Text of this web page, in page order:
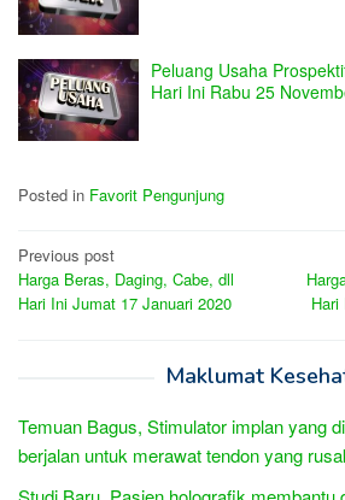
Peluang Usaha
Hari Ini Rabu 25
Posted in Favorit Pengunjung
Post
navigation
Previous post
Harga Beras, Daging, Cabe, dll
Hari Ini Jumat 17 Januari 2020
Maklumat
Temuan Bagus, Stimulator implan yang
berjalan untuk merawat tendon yang